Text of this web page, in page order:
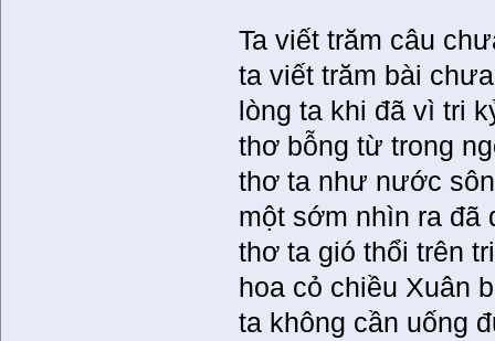
Ta viết trăm câu
ta viết trăm bài
lòng ta khi đã vì tri
thơ bỗng từ trong
thơ ta như nước
một sớm nhìn ra đã
thơ ta gió thổi trên
hoa cỏ chiều Xuân
ta không cần uống